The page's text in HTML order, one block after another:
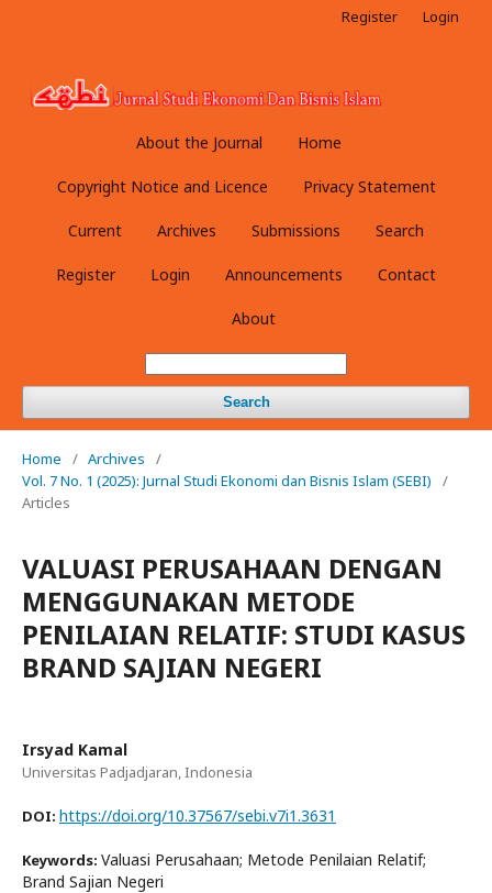
About the Journal Home
Copyright Notice and Licence Privacy Statement
Current Archives Submissions Search
Register Login Announcements Contact
About
Search
Register Login
Home / Archives
/
Vol. 7 No. 1 (2025): Jurnal Studi Ekonomi dan Bisnis Islam (SEBI)
/
Articles
VALUASI PERUSAHAAN DENGAN
MENGGUNAKAN METODE
PENILAIAN RELATIF: STUDI KASUS
BRAND SAJIAN NEGERI
Irsyad Kamal
Universitas Padjadjaran, Indonesia
DOI: https://doi.org/10.37567/sebi.v7i1.3631
Keywords: Valuasi Perusahaan; Metode Penilaian Relatif;
Brand Sajian Negeri